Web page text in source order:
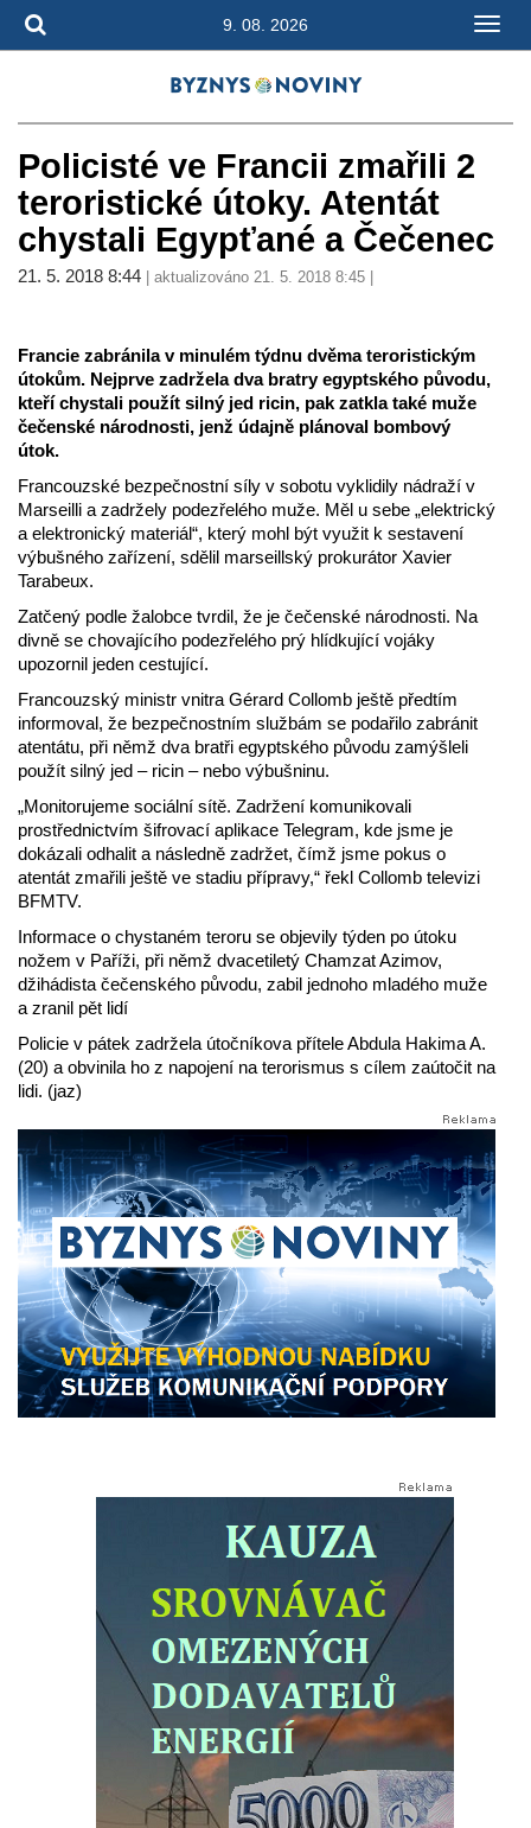
9. 08. 2026
Policisté ve Francii zmařili 2
teroristické útoky. Atentát
chystali Egypťané a Čečenec
21. 5. 2018 8:44 | aktualizováno 21. 5. 2018 8:45 |
Francie zabránila v minulém týdnu dvěma teroristickým
útokům. Nejprve zadržela dva bratry egyptského původu,
kteří chystali použít silný jed ricin, pak zatkla také muže
čečenské národnosti, jenž údajně plánoval bombový
útok.
Francouzské bezpečnostní síly v sobotu vyklidily nádraží v
Marseilli a zadržely podezřelého muže. Měl u sebe „elektrický
a elektronický materiál“, který mohl být využit k sestavení
výbušného zařízení, sdělil marseillský prokurátor Xavier
Tarabeux.
Zatčený podle žalobce tvrdil, že je čečenské národnosti. Na
divně se chovajícího podezřelého prý hlídkující vojáky
upozornil jeden cestující.
Francouzský ministr vnitra Gérard Collomb ještě předtím
informoval, že bezpečnostním službám se podařilo zabránit
atentátu, při němž dva bratři egyptského původu zamýšleli
použít silný jed – ricin – nebo výbušninu.
„Monitorujeme sociální sítě. Zadržení komunikovali
prostřednictvím šifrovací aplikace Telegram, kde jsme je
dokázali odhalit a následně zadržet, čímž jsme pokus o
atentát zmařili ještě ve stadiu přípravy,“ řekl Collomb televizi
BFMTV.
Informace o chystaném teroru se objevily týden po útoku
nožem v Paříži, při němž dvacetiletý Chamzat Azimov,
džihádista čečenského původu, zabil jednoho mladého muže
a zranil pět lidí
Policie v pátek zadržela útočníkova přítele Abdula Hakima A.
(20) a obvinila ho z napojení na terorismus s cílem zaútočit na
lidi. (jaz)